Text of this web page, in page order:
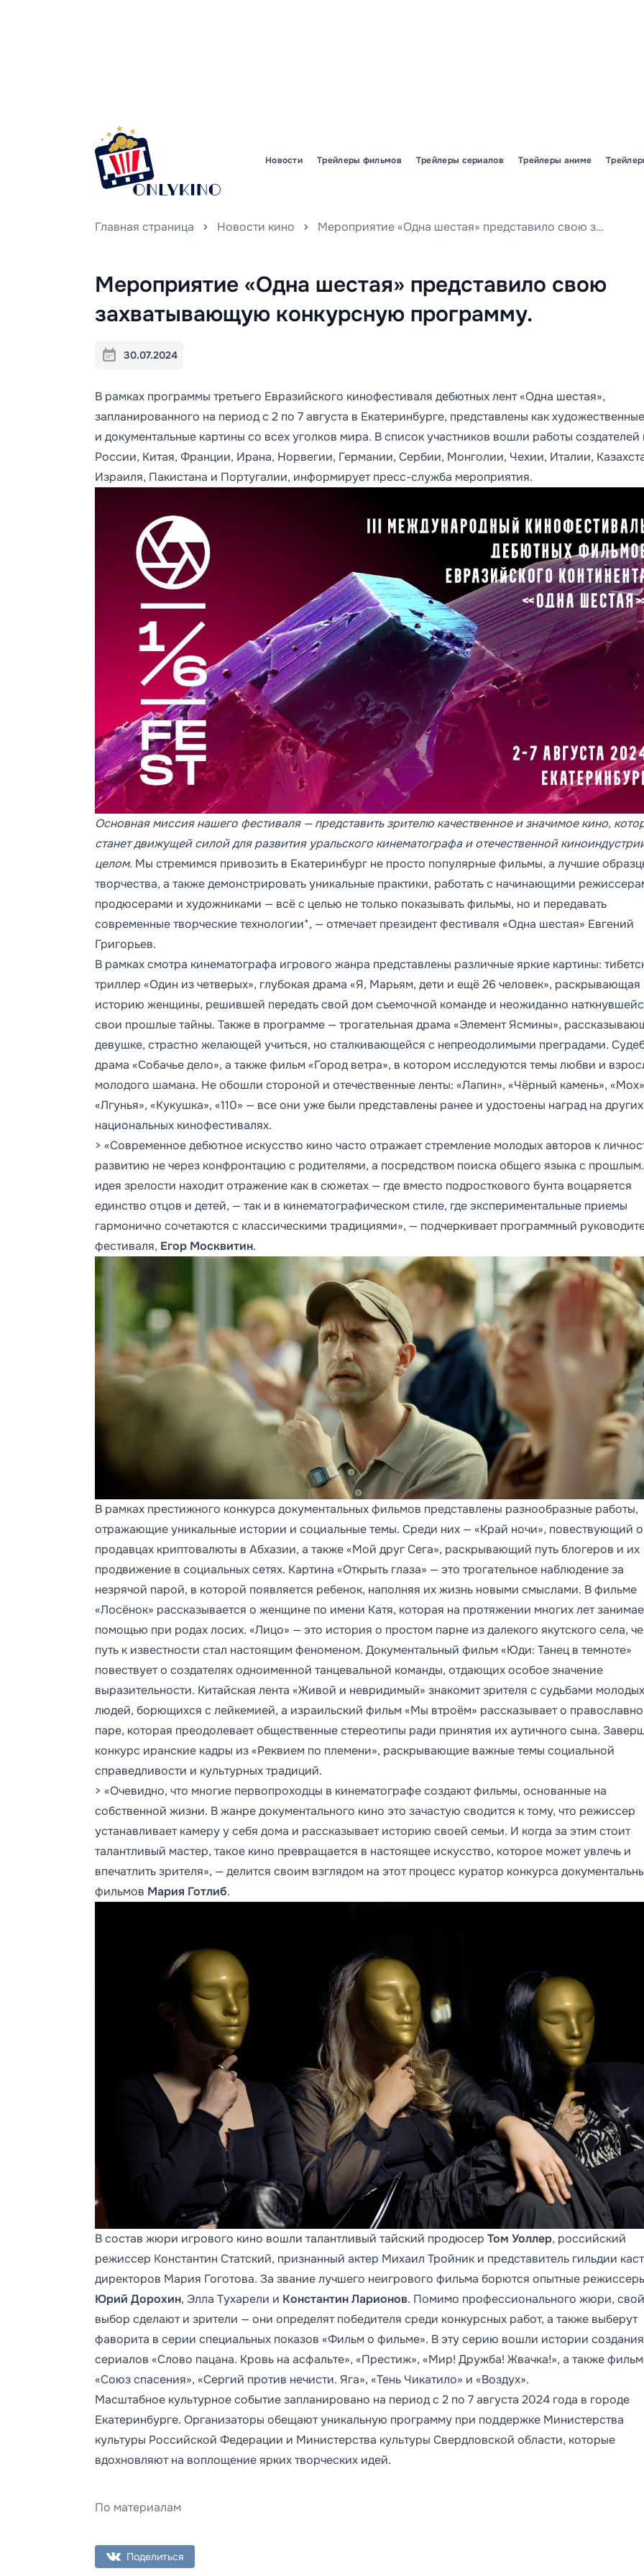
Новости Трейлеры фильмов Трейлеры сериалов Трейлеры аниме
Главная страница Новости кино Мероприятие «Одна шестая» представило свою захватывающую конкурсную программу.
Мероприятие «Одна шестая» представило свою
захватывающую конкурсную программу.
30.07.2024
В рамках программы третьего Евразийского кинофестиваля дебютных лент «Одна шестая»,
запланированного на период с 2 по 7 августа в Екатеринбурге, представлены как
и документальные картины со всех уголков мира. В список участников вошли работы создателей
России, Китая, Франции, Ирана, Норвегии, Германии, Сербии, Монголии, Чехии, Италии,
Израиля, Пакистана и Португалии, информирует пресс-служба мероприятия.
Основная миссия нашего фестиваля — представить зрителю качественное и значимое кино,
станет движущей силой для развития уральского кинематографа и отечественной
целом. Мы стремимся привозить в Екатеринбург не просто популярные фильмы, а лучшие
творчества, а также демонстрировать уникальные практики, работать с начинающими
продюсерами и художниками — всё с целью не только показывать фильмы, но и передавать
современные творческие технологии*, — отмечает президент фестиваля «Одна шестая» Евгений
Григорьев.
В рамках смотра кинематографа игрового жанра представлены различные яркие картины:
триллер «Один из четверых», глубокая драма «Я, Марьям, дети и ещё 26 человек», раскрывающая
историю женщины, решившей передать свой дом съемочной команде и неожиданно
свои прошлые тайны. Также в программе — трогательная драма «Элемент Ясмины»,
девушке, страстно желающей учиться, но сталкивающейся с непреодолимыми преградами.
драма «Собачье дело», а также фильм «Город ветра», в котором исследуются темы любви и
молодого шамана. Не обошли стороной и отечественные ленты: «Лапин», «Чёрный камень»,
«Лгунья», «Кукушка», «110» — все они уже были представлены ранее и удостоены наград на других
национальных кинофестивалях.
> «Современное дебютное искусство кино часто отражает стремление молодых авторов к
развитию не через конфронтацию с родителями, а посредством поиска общего языка с
идея зрелости находит отражение как в сюжетах — где вместо подросткового бунта воцаряется
единство отцов и детей, — так и в кинематографическом стиле, где экспериментальные приемы
гармонично сочетаются с классическими традициями», — подчеркивает программный
фестиваля, Егор Москвитин.
В рамках престижного конкурса документальных фильмов представлены разнообразные работы,
отражающие уникальные истории и социальные темы. Среди них — «Край ночи», повествующий о
продавцах криптовалюты в Абхазии, а также «Мой друг Сега», раскрывающий путь блогеров и их
продвижение в социальных сетях. Картина «Открыть глаза» — это трогательное наблюдение за
незрячой парой, в которой появляется ребенок, наполняя их жизнь новыми смыслами. В фильме
«Лосёнок» рассказывается о женщине по имени Катя, которая на протяжении многих лет
помощью при родах лосих. «Лицо» — это история о простом парне из далекого якутского села,
путь к известности стал настоящим феноменом. Документальный фильм «Юди: Танец в темноте»
повествует о создателях одноименной танцевальной команды, отдающих особое значение
выразительности. Китайская лента «Живой и невридимый» знакомит зрителя с судьбами молодых
людей, борющихся с лейкемией, а израильский фильм «Мы втроём» рассказывает о
паре, которая преодолевает общественные стереотипы ради принятия их аутичного сына.
конкурс иранские кадры из «Реквием по племени», раскрывающие важные темы социальной
справедливости и культурных традиций.
> «Очевидно, что многие первопроходцы в кинематографе создают фильмы, основанные на
собственной жизни. В жанре документального кино это зачастую сводится к тому, что режиссер
устанавливает камеру у себя дома и рассказывает историю своей семьи. И когда за этим стоит
талантливый мастер, такое кино превращается в настоящее искусство, которое может увлечь и
впечатлить зрителя», — делится своим взглядом на этот процесс куратор конкурса
фильмов Мария Готлиб.
В состав жюри игрового кино вошли талантливый тайский продюсер Том Уоллер, российский
режиссер Константин Статский, признанный актер Михаил Тройник и представитель гильдии
директоров Мария Гоготова. За звание лучшего неигрового фильма борются опытные
Юрий Дорохин, Элла Тухарели и Константин Ларионов. Помимо профессионального жюри, свой
выбор сделают и зрители — они определят победителя среди конкурсных работ, а также выберут
фаворита в серии специальных показов «Фильм о фильме». В эту серию вошли истории создания
сериалов «Слово пацана. Кровь на асфальте», «Престиж», «Мир! Дружба! Жвачка!», а также
«Союз спасения», «Сергий против нечисти. Яга», «Тень Чикатило» и «Воздух».
Масштабное культурное событие запланировано на период с 2 по 7 августа 2024 года в городе
Екатеринбурге. Организаторы обещают уникальную программу при поддержке Министерства
культуры Российской Федерации и Министерства культуры Свердловской области, которые
вдохновляют на воплощение ярких творческих идей.
По материалам
Поделиться